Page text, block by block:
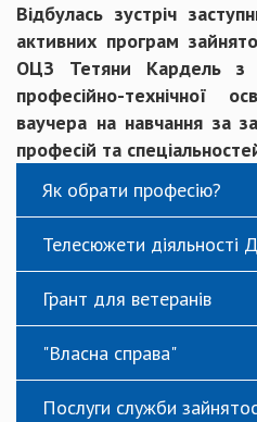
Відбулась зустріч
активних програм
ОЦЗ Тетяни Кардель з
професійно-технічної
ваучера на навчання за
професій та
Як обрати професію?
Телесюжети діяльності
Грант для ветеранів
"Власна справа"
Послуги служби